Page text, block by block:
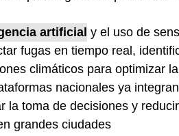
artificial y el uso de
fugas en tiempo real,
climáticos para optimizar la
nacionales ya integran
la toma de decisiones y
grandes ciudades